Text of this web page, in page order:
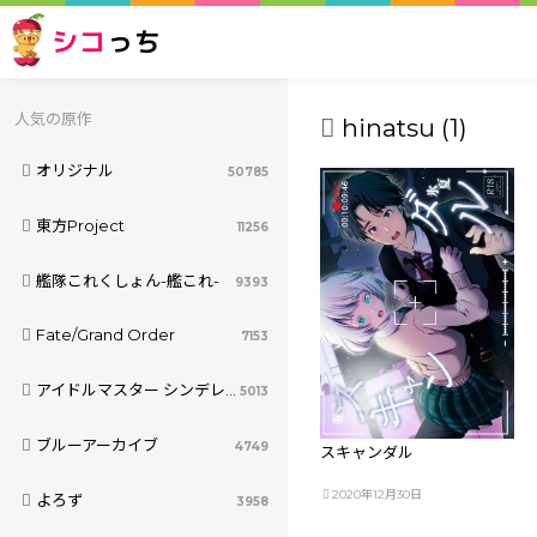
シコ っち
人気の原作
オリジナル 50785
東方Project 11256
艦隊これくしょん-艦これ- 9393
Fate/Grand Order 7153
アイドルマスター シンデレラガールズ 5013
ブルーアーカイブ 4749
よろず 3958
hinatsu (1)
スキャンダル
2020年12月30日